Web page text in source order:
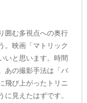
囲む多視点への奥行
。映画「マトリック
いと思います。時間
あの撮影手法は「バ
飛び上がったトリニ
に見えたはずです。